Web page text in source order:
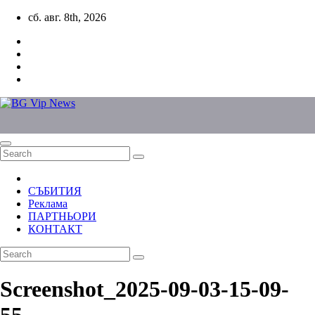
Skip
content
сб. авг. 8th, 2026
СЪБИТИЯ
Реклама
ПАРТНЬОРИ
КОНТАКТ
Screenshot_2025-09-03-15-09-